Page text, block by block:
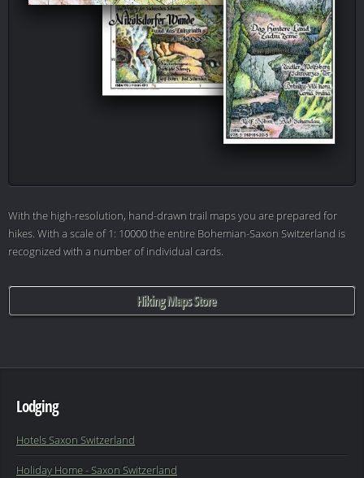
With the high-resolution, hand-drawn trail maps you are prepared for
hikes. With a scale of 1: 10000 the entire Bohemian-Saxon Switzerland is
recognized with a number of individual cards.
Hiking Maps Store
Lodging
Hotels Saxon Switzerland
Holiday Home - Saxon Switzerland